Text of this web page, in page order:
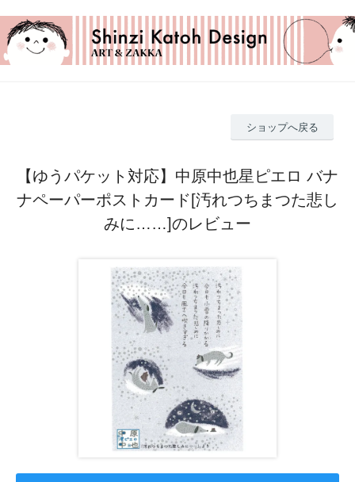
ショップへ戻る
【ゆうパケット対応】中原中也星ピエロ バナ
ナペーパーポストカード[汚れつちまつた悲し
みに……]のレビュー